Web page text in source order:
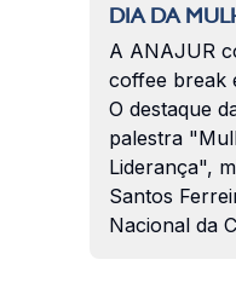
DIA DA
A ANAJUR
coffee break
O destaque
palestra
Liderança",
Santos
Nacional da